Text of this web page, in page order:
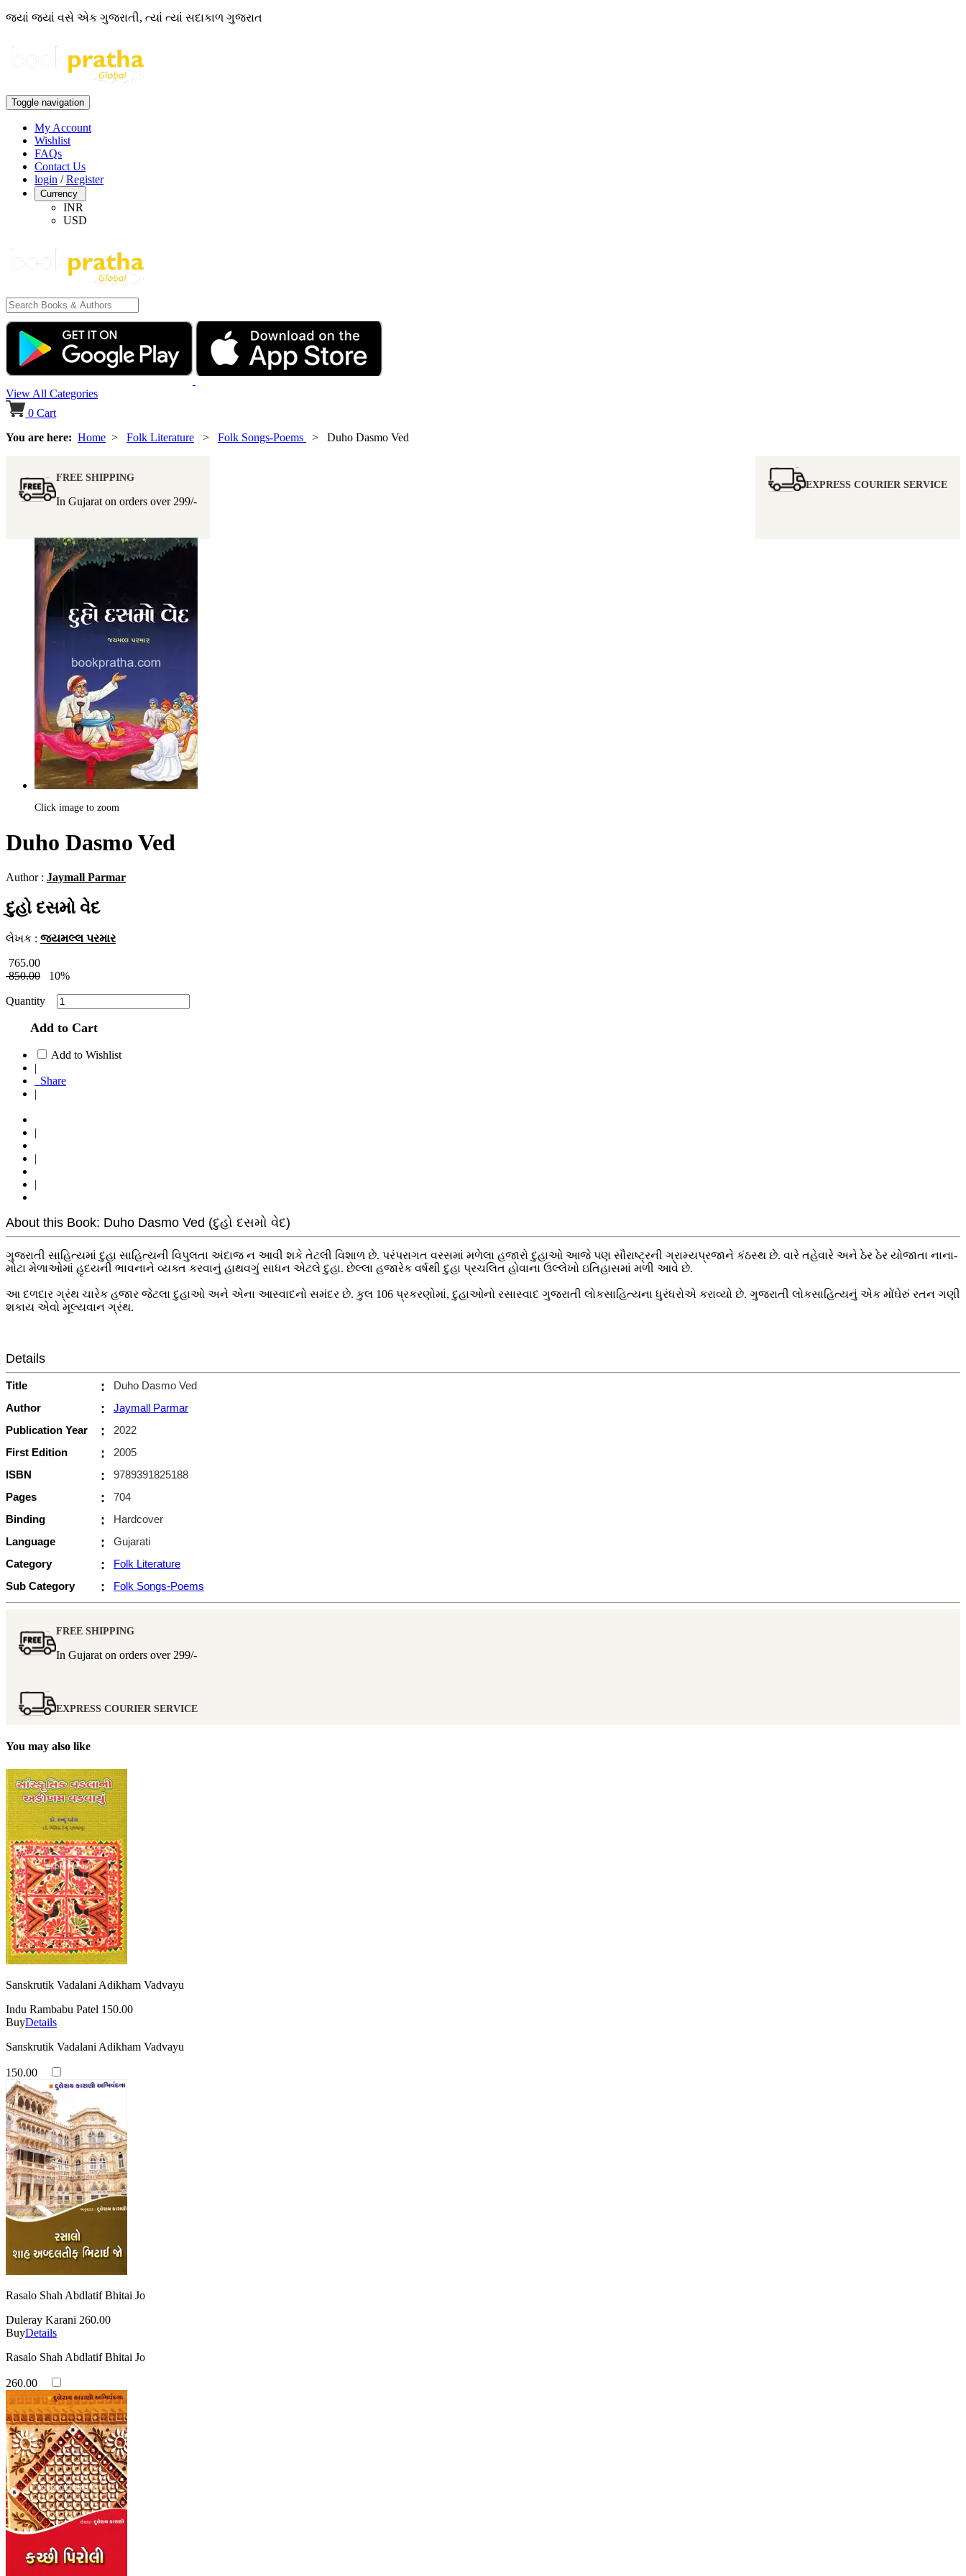
જ્યાં જ્યાં વસે એક ગુજરાતી, ત્યાં ત્યાં સદાકાળ ગુજરાત
Toggle navigation
My Account
Wishlist
FAQs
Contact Us
login /Register
Currency
INR
USD
View All Categories
0 Cart
You are here: Home > Folk Literature > Folk Songs-Poems > Duho Dasmo Ved
FREE SHIPPING
In Gujarat on orders over 299/-
EXPRESS COURIER SERVICE
Click image to zoom
Duho Dasmo Ved
Author : Jaymall Parmar
દુહો દસમો વેદ
લેખક : જયમલ્લ પરમાર
765.00
850.00
10%
Quantity
Add to Cart
Add to Wishlist
|
Share
|
|
|
|
About this Book: Duho Dasmo Ved (દુહો દસમો વેદ)
ગુજરાતી સાહિત્યમાં દુહા સાહિત્યની વિપુલતા અંદાજ ન આવી શકે તેટલી વિશાળ છે. પરંપરાગત વરસમાં મળેલા હજારો દુહાઓ આજે પણ સૌરાષ્ટ્રની ગ્રામ્યપ્રજાને કંઠસ્થ છે. વારે તહેવારે અને ઠેર ઠેર યોજાતા નાના-
મોટા મેળાઓમાં હૃદયની ભાવનાને વ્યક્ત કરવાનું હાથવગું સાધન એટલે દુહા. છેલ્લા હજારેક વર્ષથી દુહા પ્રચલિત હોવાના ઉલ્લેખો ઇતિહાસમાં મળી આવે છે.
આ દળદાર ગ્રંથ ચારેક હજાર જેટલા દુહાઓ અને એના આસ્વાદનો સમંદર છે. કુલ 106 પ્રકરણોમાં, દુહાઓનો રસાસ્વાદ ગુજરાતી લોકસાહિત્યના ધુરંધરોએ કરાવ્યો છે. ગુજરાતી લોકસાહિત્યનું એક મોંઘેરું રતન ગણી
શકાય એવો મૂલ્યવાન ગ્રંથ.
Details
Title :
Duho Dasmo Ved
Author
:
Jaymall Parmar
Publication Year
:
2022
First Edition
:
2005
ISBN
:
9789391825188
Pages
:
704
Binding
:
Hardcover
Language
:
Gujarati
Category
:
Folk Literature
Sub Category
: Folk Songs-Poems
FREE SHIPPING
In Gujarat on orders over 299/-
EXPRESS COURIER SERVICE
You may also like
Sanskrutik Vadalani Adikham Vadvayu
Indu Rambabu Patel 150.00
BuyDetails
Sanskrutik Vadalani Adikham Vadvayu
150.00
Rasalo Shah Abdlatif Bhitai Jo
Duleray Karani 260.00
BuyDetails
Rasalo Shah Abdlatif Bhitai Jo
260.00